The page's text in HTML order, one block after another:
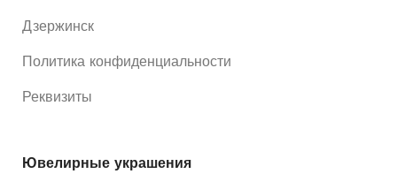
Дзержинск
Политика конфиденциальности
Реквизиты
Ювелирные украшения